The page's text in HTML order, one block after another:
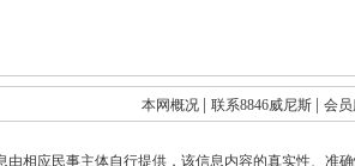
本网概况 联系8846威尼斯 会员
由相应民事主体自行提供，该信息内容的真实性、准